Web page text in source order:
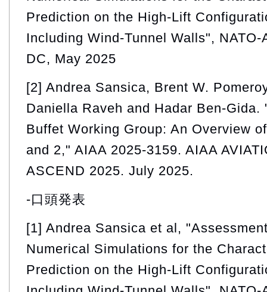
Prediction on the High-Lift
Including Wind-Tunnel Walls",
DC, May 2025
[2] Andrea Sansica, Brent W.
Daniella Raveh and Hadar Ben-Gida.
Buffet Working Group: An Overview
and 2," AIAA 2025-3159. AIAA
ASCEND 2025. July 2025.
-口頭発表
[1] Andrea Sansica et al,
Numerical Simulations for the
Prediction on the High-Lift